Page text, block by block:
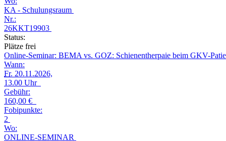
KA - Schulungsraum
Nr.:
26KKT19903
Status:
Plätze frei
Online-Seminar: BEMA vs. GOZ: Schienentherpaie beim GKV-
Wann:
Fr. 20.11.2026,
13.00 Uhr
Gebühr:
160,00 €
Fobipunkte:
2
Wo:
ONLINE-SEMINAR